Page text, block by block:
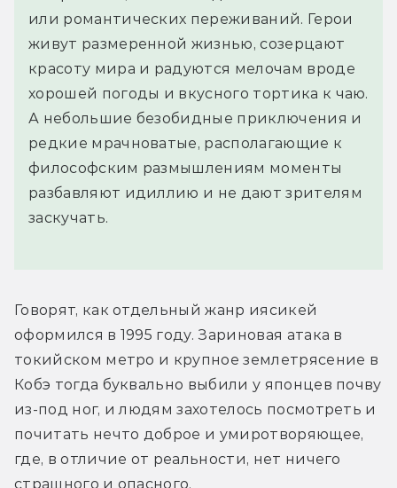
или романтических переживаний. Герои
живут размеренной жизнью, созерцают
красоту мира и радуются мелочам вроде
хорошей погоды и вкусного тортика к чаю.
А небольшие безобидные приключения и
редкие мрачноватые, располагающие к
философским размышлениям моменты
разбавляют идиллию и не дают зрителям
заскучать.
Говорят, как отдельный жанр иясикей
оформился в 1995 году. Зариновая атака в
токийском метро и крупное землетрясение в
Кобэ тогда буквально выбили у японцев почву
из-под ног, и людям захотелось посмотреть и
почитать нечто доброе и умиротворяющее,
где, в отличие от реальности, нет ничего
страшного и опасного.